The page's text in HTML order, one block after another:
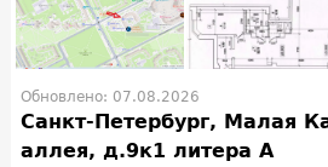
Обновлено: 07.08.2026
Санкт-Петербург, Малая
аллея, д.9к1 литера А